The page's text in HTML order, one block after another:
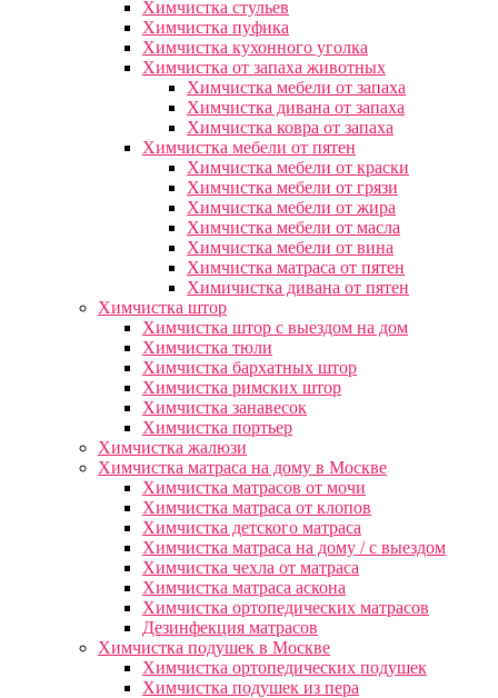
Химчистка стульев
Химчистка пуфика
Химчистка кухонного уголка
Химчистка от запаха животных
Химчистка мебели от запаха
Химчистка дивана от запаха
Химчистка ковра от запаха
Химчистка мебели от пятен
Химчистка мебели от краски
Химчистка мебели от грязи
Химчистка мебели от жира
Химчистка мебели от масла
Химчистка мебели от вина
Химчистка матраса от пятен
Химичистка дивана от пятен
Химчистка штор
Химчистка штор с выездом на дом
Химчистка тюли
Химчистка бархатных штор
Химчистка римских штор
Химчистка занавесок
Химчистка портьер
Химчистка жалюзи
Химчистка матраса на дому в Москве
Химчистка матрасов от мочи
Химчистка матраса от клопов
Химчистка детского матраса
Химчистка матраса на дому / с выездом
Химчистка чехла от матраса
Химчистка матраса аскона
Химчистка ортопедических матрасов
Дезинфекция матрасов
Химчистка подушек в Москве
Химчистка ортопедических подушек
Химчистка подушек из пера